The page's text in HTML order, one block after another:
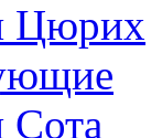
Цюрих
Сота